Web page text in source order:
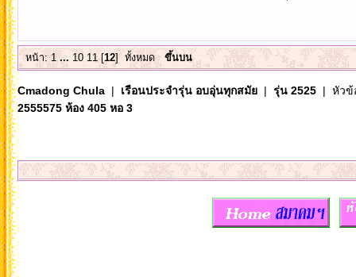
หน้า:1 ... 10 11[12] ทั้งหมด ขึ้นบน
Cmadong Chula| เรือนประจำรุ่น อบอุ่นทุกสมัย| รุ่น 2525| หัวข้
2555575 ห้อง 405 หอ 3